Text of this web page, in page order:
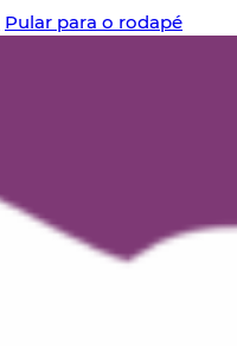
Pular para o rodapé